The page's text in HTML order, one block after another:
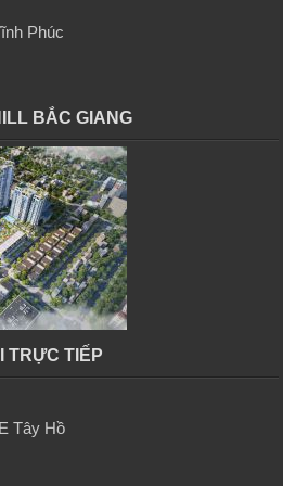
Phúc
BẮC GIANG
TRỰC TIẾP
Tây Hồ